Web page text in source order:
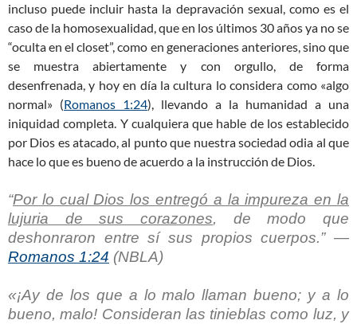
incluso puede incluir hasta la depravación sexual, como es el
caso de la homosexualidad, que en los últimos 30 años ya no se
“oculta en el closet”, como en generaciones anteriores, sino que
se muestra abiertamente y con orgullo, de forma
desenfrenada, y hoy en día la cultura lo considera como «algo
normal» (Romanos 1:24), llevando a la humanidad a una
iniquidad completa. Y cualquiera que hable de los establecido
por Dios es atacado, al punto que nuestra sociedad odia al que
hace lo que es bueno de acuerdo a la instrucción de Dios.
“Por lo cual Dios los entregó a la impureza en la
lujuria de sus corazones, de modo que
deshonraron entre sí sus propios cuerpos.” —
Romanos 1:24 (NBLA)
«¡Ay de los que a lo malo llaman bueno; y a lo
bueno, malo! Consideran las tinieblas como luz, y